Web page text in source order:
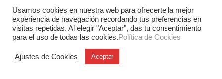
Usamos cookies en nuestra web para ofrecerte la mejor
experiencia de navegación recordando tus preferencias en
visitas repetidas. Al elegir "Aceptar", das tu consentimiento
para el uso de todas las cookies.Política de Cookies
Ajustes de Cookies Aceptar